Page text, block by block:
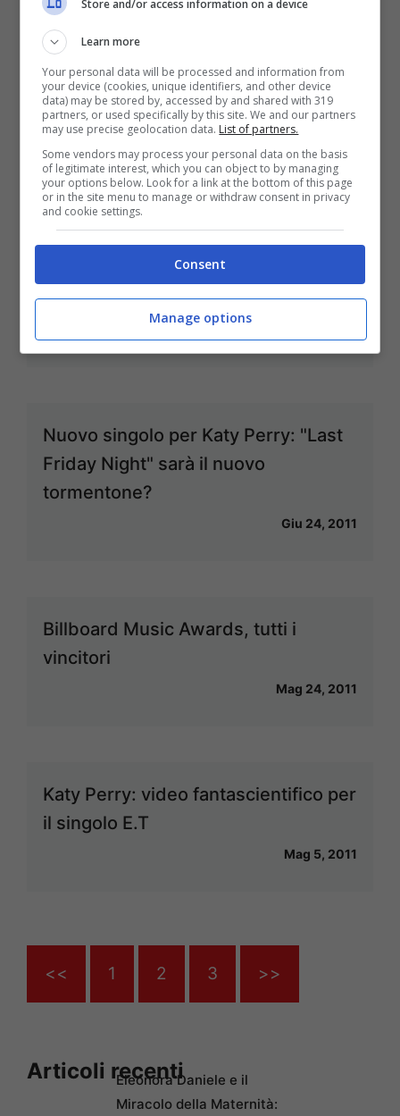
Just Dance 3: nuove canzoni e
nuove modalità
Ott 14, 2011
Madonna: torna nel 2012 con un
nuovo singolo
Nuovo singolo per Katy Perry: "Last
Friday Night" sarà il nuovo
tormentone?
Giu 24, 2011
Billboard Music Awards, tutti i
vincitori
Mag 24, 2011
Katy Perry: video fantascientifico per
il singolo E.T
Mag 5, 2011
<< 1 2 3 >>
Articoli recentiEleonora Daniele e il
Miracolo della Maternità:
Store and/or access information on a device
Learn more
Your personal data will be processed and information from
your device (cookies, unique identifiers, and other device
data) may be stored by, accessed by and shared with 319
partners, or used specifically by this site. We and our partners
may use precise geolocation data. List of partners.
Some vendors may process your personal data on the basis
of legitimate interest, which you can object to by managing
your options below. Look for a link at the bottom of this page
or in the site menu to manage or withdraw consent in privacy
and cookie settings.
Consent
Manage options